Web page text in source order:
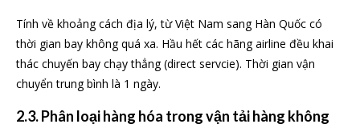
Tính về khoảng cách địa lý, từ Việt Nam sang Hàn Quốc có
thời gian bay không quá xa. Hầu hết các hãng airline đều khai
thác chuyến bay chạy thẳng (direct servcie). Thời gian vận
chuyển trung bình là 1 ngày.
2.3. Phân loại hàng hóa trong vận tải hàng không